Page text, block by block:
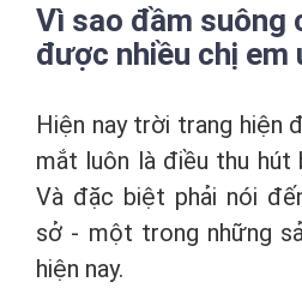
Vì sao đầm suông
được nhiều chị em
Hiện nay trời trang hiện
mắt luôn là điều thu hút
Và đặc biệt phải nói
sở - một trong những
hiện nay.